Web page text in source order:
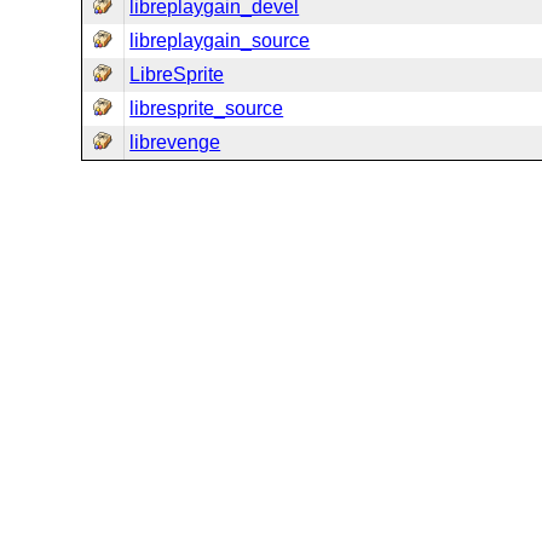
libreplaygain_devel
libreplaygain_source
LibreSprite
libresprite_source
librevenge